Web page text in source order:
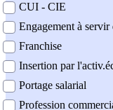
CUI - CIE
Engagement à servir
Franchise
Insertion par
Portage salarial
Profession